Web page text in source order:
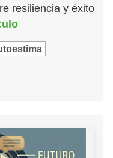
resiliencia y éxito